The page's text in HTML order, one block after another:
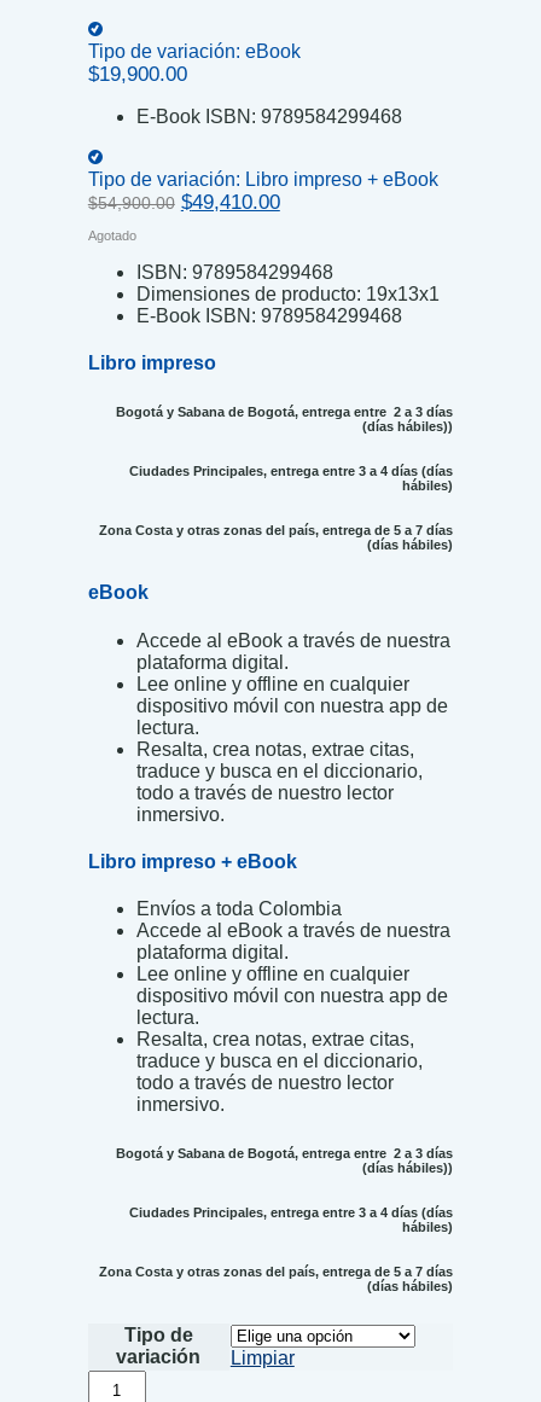
Tipo de variación: eBook
$19,900.00
E-Book ISBN: 9789584299468
Tipo de variación: Libro impreso + eBook
$54,900.00 Original
$54,900.00.
$49,410.00Current
$49,410.00.
Agotado
ISBN: 9789584299468
Dimensiones de producto: 19x13x1
E-Book ISBN: 9789584299468
Libro impreso
Bogotá y Sabana de Bogotá, entrega entre 2 a 3 días
(días hábiles))
Ciudades Principales, entrega entre 3 a 4 días (días
hábiles)
Zona Costa y otras zonas del país, entrega de 5 a 7 días
(días hábiles)
eBook
Accede al eBook a través de nuestra
plataforma digital.
Lee online y offline en cualquier
dispositivo móvil con nuestra app de
lectura.
Resalta, crea notas, extrae citas,
traduce y busca en el diccionario,
todo a través de nuestro lector
inmersivo.
Libro impreso + eBook
Envíos a toda Colombia
Accede al eBook a través de nuestra
plataforma digital.
Lee online y offline en cualquier
dispositivo móvil con nuestra app de
lectura.
Resalta, crea notas, extrae citas,
traduce y busca en el diccionario,
todo a través de nuestro lector
inmersivo.
Bogotá y Sabana de Bogotá, entrega entre 2 a 3 días
(días hábiles))
Ciudades Principales, entrega entre 3 a 4 días (días
hábiles)
Zona Costa y otras zonas del país, entrega de 5 a 7 días
(días hábiles)
Tipo de
variación
Limpiar
Espiar